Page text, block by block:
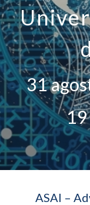
31
ASAI –